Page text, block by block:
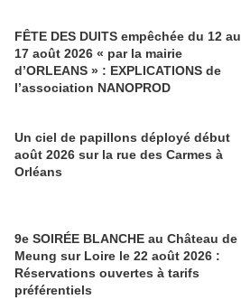
FÊTE DES DUITS empêchée du 12 au
17 août 2026 « par la mairie
d’ORLEANS » : EXPLICATIONS de
l’association NANOPROD
Un ciel de papillons déployé début
août 2026 sur la rue des Carmes à
Orléans
9e SOIRÉE BLANCHE au Château de
Meung sur Loire le 22 août 2026 :
Réservations ouvertes à tarifs
préférentiels